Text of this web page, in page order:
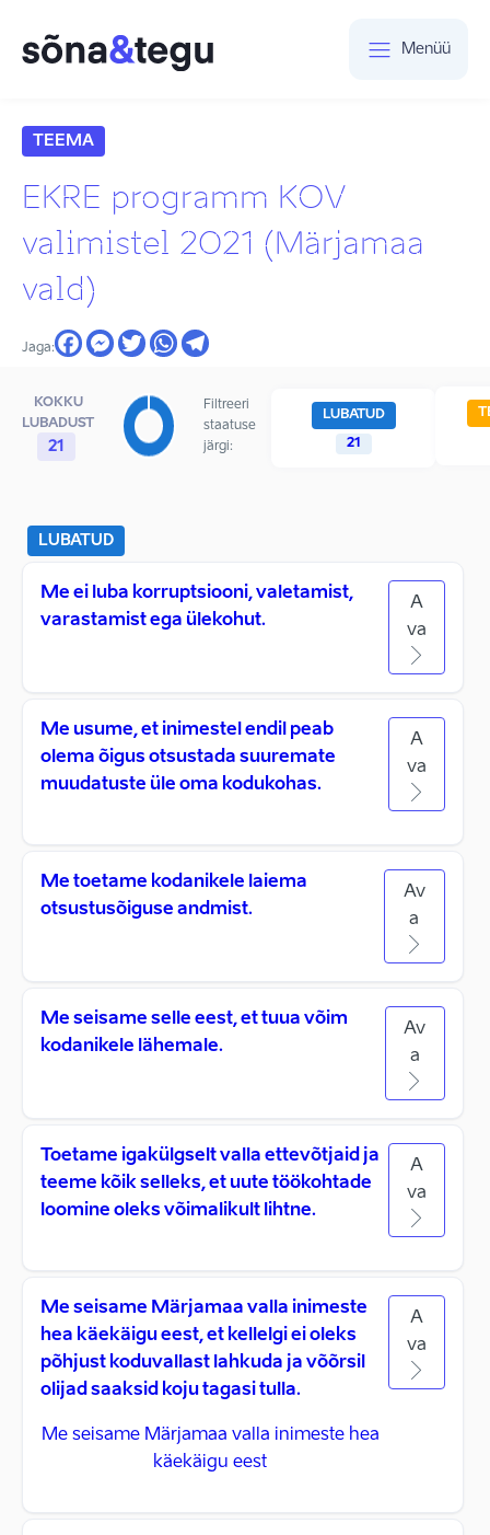
Menüü
TEEMA
EKRE programm KOV
valimistel 2021 (Märjamaa
vald)
Jaga:
KOKKU
LUBADUST
21
Filtreeri
staatuse
järgi:
LUBATUD
21
LUBATUD
Me ei luba korruptsiooni, valetamist,
varastamist ega ülekohut.
A
va
Me usume, et inimestel endil peab
olema õigus otsustada suuremate
muudatuste üle oma kodukohas.
A
va
Me toetame kodanikele laiema
otsustusõiguse andmist.
Av
a
Me seisame selle eest, et tuua võim
kodanikele lähemale.
Av
a
Toetame igakülgselt valla ettevõtjaid ja
teeme kõik selleks, et uute töökohtade
loomine oleks võimalikult lihtne.
A
va
Me seisame Märjamaa valla inimeste
hea käekäigu eest, et kellelgi ei oleks
põhjust koduvallast lahkuda ja võõrsil
olijad saaksid koju tagasi tulla.
Me seisame Märjamaa valla inimeste hea
käekäigu eest
A
va